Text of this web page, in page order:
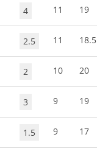
4 11 19
2.5 11 18.5
2 10 20
3 9 19
1.5 9 17